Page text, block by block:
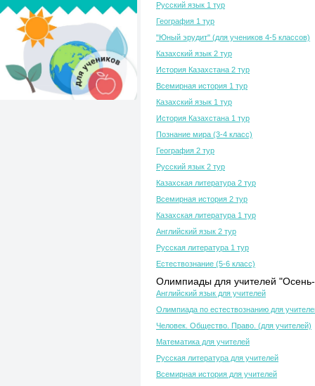
Русский язык 1 тур
География 1 тур
"Юный эрудит" (для учеников 4-5 классов)
Казахский язык 2 тур
История Казахстана 2 тур
Всемирная история 1 тур
Казахский язык 1 тур
История Казахстана 1 тур
Познание мира (3-4 класс)
География 2 тур
Русский язык 2 тур
Казахская литература 2 тур
Всемирная история 2 тур
Казахская литература 1 тур
Английский язык 2 тур
Русская литература 1 тур
Естествознание (5-6 класс)
Олимпиады для учителей
Английский язык для учителей
Олимпиада по естествознанию для
Человек. Общество. Право. (для учителей)
Математика для учителей
Русская литература для учителей
Всемирная история для учителей